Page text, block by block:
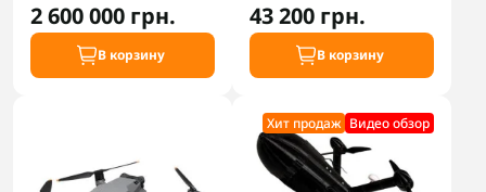
2 600 000 грн.
В корзину
43 200 грн.
В корзину
Хит продаж Видео обзор